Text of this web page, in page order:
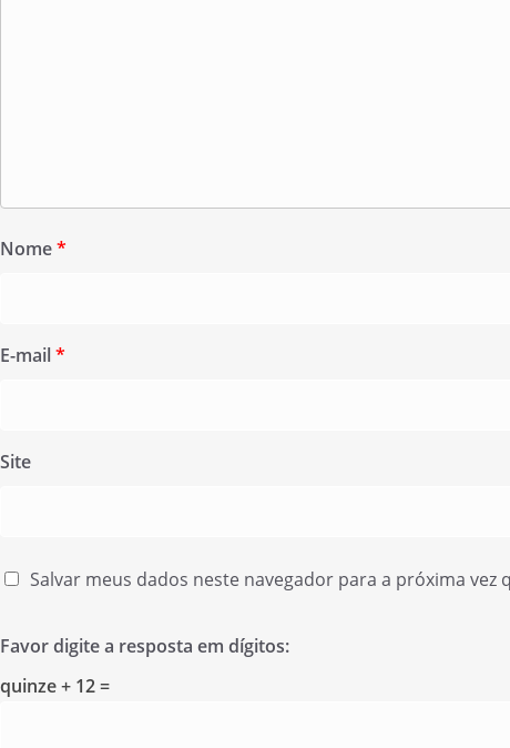
Nome*
E-mail*
Site
Salvar meus dados neste navegador para a próxima vez
Favor digite a resposta em dígitos:
quinze + 12 =